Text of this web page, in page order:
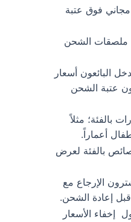
فوق عتبة
ملصقات الشحن
البائعون أسعار
عتبة الشحن
بالفئة؛ مثلاً
أعماراً.
بالفئة لعرض
الإرجاع مع
إعادة الشحن.
إخفاء الأسعار